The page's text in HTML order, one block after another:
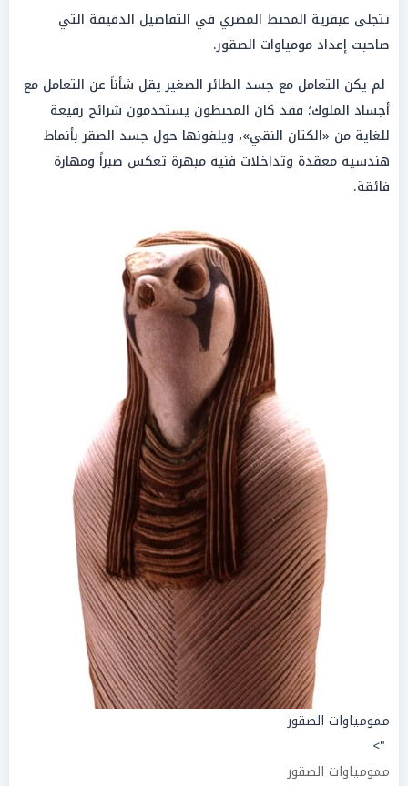
تتجلى عبقرية المحنط المصري في التفاصيل الدقيقة التي
صاحبت إعداد مومياوات الصقور.
لم يكن التعامل مع جسد الطائر الصغير يقل شأناً عن التعامل مع
أجساد الملوك؛ فقد كان المحنطون يستخدمون شرائح رفيعة
للغاية من «الكتان النقي»، ويلفونها حول جسد الصقر بأنماط
هندسية معقدة وتداخلات فنية مبهرة تعكس صبراً ومهارة
فائقة.
ممومياوات الصقور
">
ممومياوات الصقور